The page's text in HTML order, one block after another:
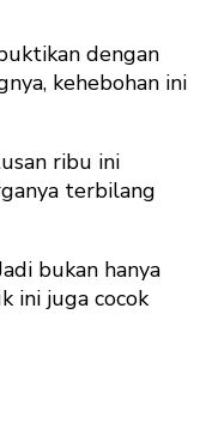
dengan
kehebohan ini
ribu ini
terbilang
bukan hanya
ini juga cocok